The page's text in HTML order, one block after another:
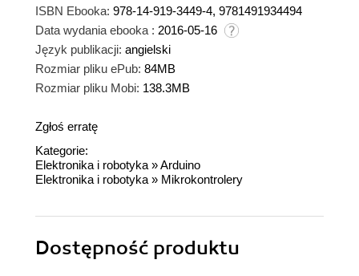
ISBN Ebooka: 978-14-919-3449-4, 9781491934494
Data wydania ebooka : 2016-05-16
Język publikacji: angielski
Rozmiar pliku ePub: 84MB
Rozmiar pliku Mobi: 138.3MB
Zgłoś erratę
Kategorie:
Elektronika i robotyka »Arduino
Elektronika i robotyka » Mikrokontrolery
Dostępność produktu